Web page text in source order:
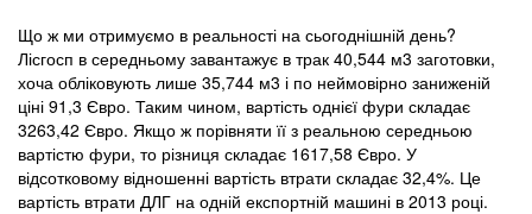
Що ж ми отримуємо в реальності на сьогоднішній день?
Лісгосп в середньому завантажує в трак 40,544 м3 заготовки,
хоча обліковують лише 35,744 м3 і по неймовірно заниженій
ціні 91,3 Євро. Таким чином, вартість однієї фури складає
3263,42 Євро. Якщо ж порівняти її з реальною середньою
вартістю фури, то різниця складає 1617,58 Євро. У
відсотковому відношенні вартість втрати складає 32,4%. Це
вартість втрати ДЛГ на одній експортній машині в 2013 році.